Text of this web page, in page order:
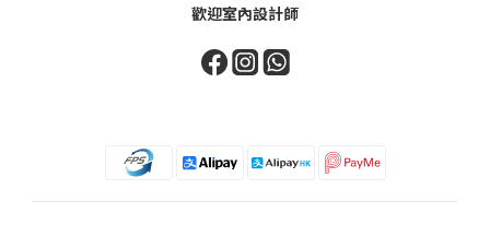
歡迎室內設計師